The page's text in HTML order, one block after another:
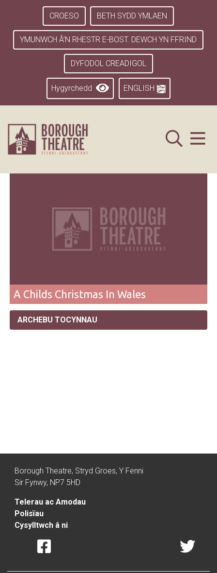
CROESO BETH SYDD YMLAEN
YMUNWCH Â’N RHESTR E-BOST. DEWCH YN FFRIND
DYFODOL CREADIGOL
Hygyrchedd ENGLISH
A Childs Christmas In Wales
ARCHEBU TOCYNNAU
Borough Theatre, Stryd Groes, Y Fenni
Sir Fynwy, NP7 5HD
Telerau ac Amodau
Polisïau
Cysylltwch â ni